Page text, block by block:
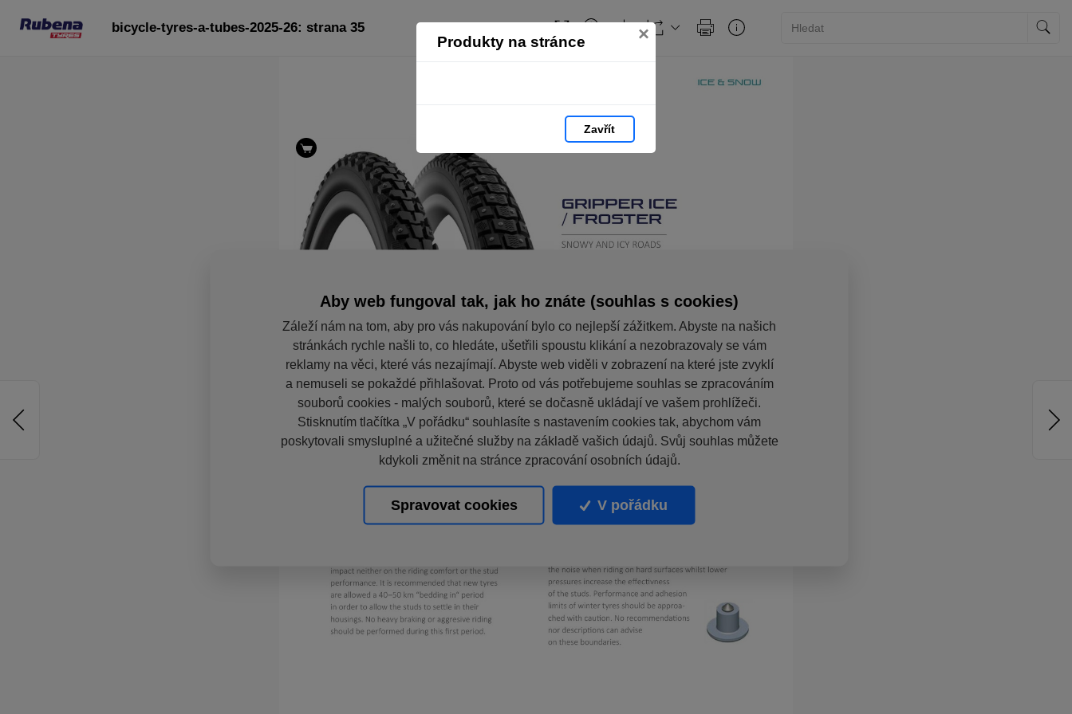
Produkty na stránce ×
Zavřít
bicycle-tyres-a-tubes-2025-26: strana 35
Aby web fungoval tak, jak ho znáte (souhlas s cookies)
Záleží nám na tom, aby pro vás nakupování bylo co nejlepší zážitkem. Abyste na našich
stránkách rychle našli to, co hledáte, ušetřili spoustu klikání a nezobrazovaly se vám
reklamy na věci, které vás nezajímají. Abyste web viděli v zobrazení na které jste zvyklí
a nemuseli se pokaždé přihlašovat. Proto od vás potřebujeme souhlas se zpracováním
souborů cookies - malých souborů, které se dočasně ukládají ve vašem prohlížeči.
Stisknutím tlačítka „V pořádku“ souhlasíte s nastavením cookies tak, abychom vám
poskytovali smysluplné a užitečné služby na základě vašich údajů. Svůj souhlas můžete
kdykoli změnit na stránce zpracování osobních údajů.
Spravovat cookies V pořádku